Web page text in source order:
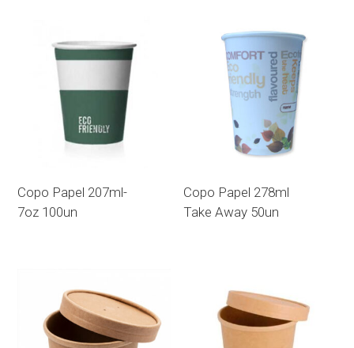
Copo Papel 207ml-
7oz 100un
Copo Papel 278ml
Take Away 50un